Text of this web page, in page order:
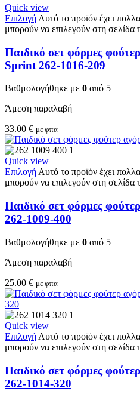
Quick view
Επιλογή Αυτό το προϊόν έχει
μπορούν να επιλεγούν στη σελίδα
Παιδικό σετ φόρμες
Sprint 262-1016-209
Βαθμολογήθηκε με 0 από 5
Άμεση παραλαβή
33.00 € με φπα
Quick view
Επιλογή Αυτό το προϊόν έχει
μπορούν να επιλεγούν στη σελίδα
Παιδικό σετ φόρμες
262-1009-400
Βαθμολογήθηκε με 0 από 5
Άμεση παραλαβή
25.00 € με φπα
Quick view
Επιλογή Αυτό το προϊόν έχει
μπορούν να επιλεγούν στη σελίδα
Παιδικό σετ φόρμες
262-1014-320